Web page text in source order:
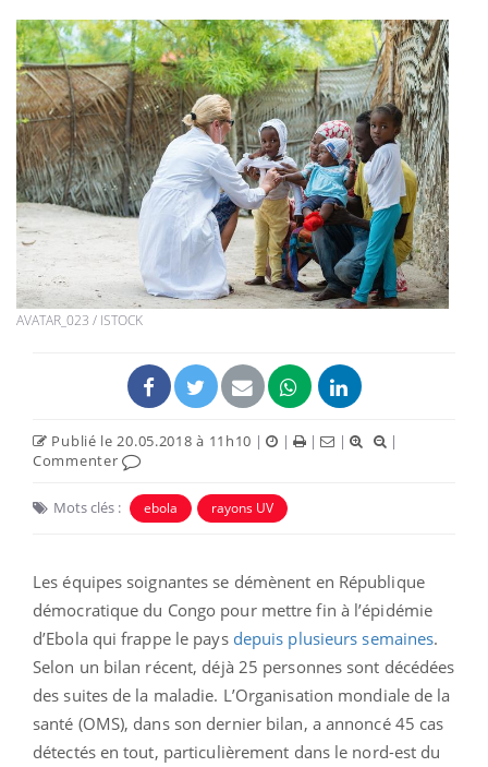
AVATAR_023 / ISTOCK
Publié le 20.05.2018 à 11h10 | | | |
|
Commenter
Mots clés : ebola rayons UV
Les équipes soignantes se démènent en République
démocratique du Congo pour mettre fin à l’épidémie
d’Ebola qui frappe le pays depuis plusieurs semaines.
Selon un bilan récent, déjà 25 personnes sont décédées
des suites de la maladie. L’Organisation mondiale de la
santé (OMS), dans son dernier bilan, a annoncé 45 cas
détectés en tout, particulièrement dans le nord-est du